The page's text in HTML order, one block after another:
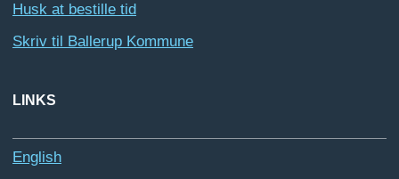
Husk at bestille tid
Skriv til Ballerup Kommune
LINKS
English